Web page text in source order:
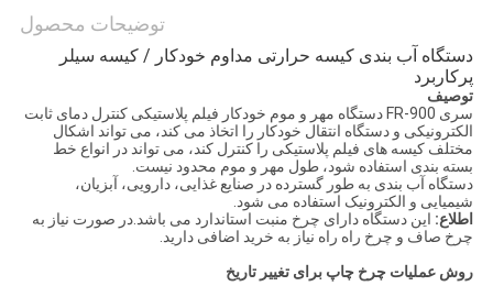
توضیحات محصول
دستگاه آب بندی کیسه حرارتی مداوم خودکار / کیسه سیلر
پرکاربرد
توصیف
سری FR-900 دستگاه مهر و موم خودکار فیلم پلاستیکی کنترل دمای ثابت
الکترونیکی و دستگاه انتقال خودکار را اتخاذ می کند، می تواند اشکال
مختلف کیسه های فیلم پلاستیکی را کنترل کند، می تواند در انواع خط
بسته بندی استفاده شود، طول مهر و موم محدود نیست.
دستگاه آب بندی به طور گسترده در صنایع غذایی، دارویی، آبزیان،
شیمیایی و الکترونیک استفاده می شود.
اطلاع: این دستگاه دارای چرخ منبت استاندارد می باشد.در صورت نیاز به
چرخ صاف و چرخ راه راه نیاز به خرید اضافی دارید.
روش عملیات چرخ چاپ برای تغییر تاریخ